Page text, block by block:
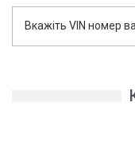
Вкажіть VIN номер